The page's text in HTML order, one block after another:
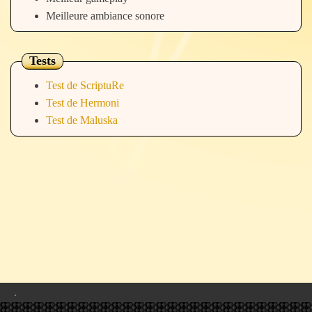
Meilleure ambiance sonore
Tests
Test de ScriptuRe
Test de Hermoni
Test de Maluska
.